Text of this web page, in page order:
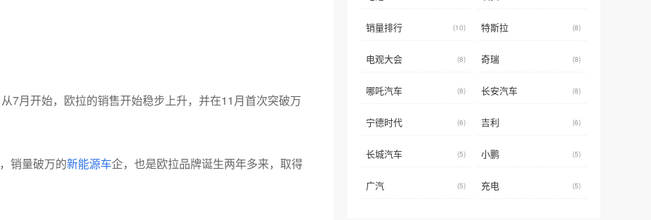
销量排行 (10) 特斯拉 (8)
电观大会 (8) 奇瑞 (8)
哪吒汽车 (8) 长安汽车 (8)
宁德时代 (6) 吉利 (6)
长城汽车 (5) 小鹏 (5)
广汽 (5) 充电 (5)